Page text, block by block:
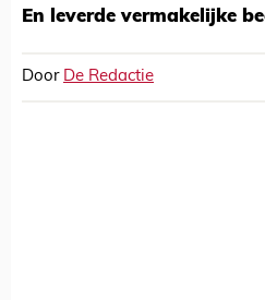
En leverde vermakelijke
Door De Redactie